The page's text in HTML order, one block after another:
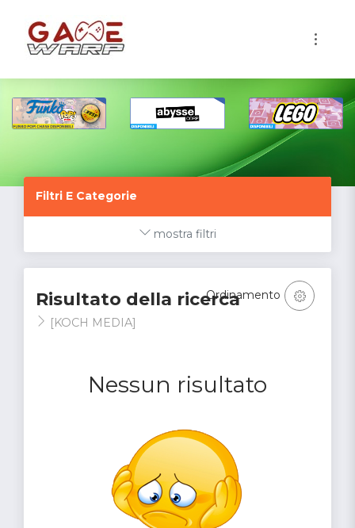
Filtri E Categorie
mostra filtri
Risultato della ricerca
[KOCH MEDIA]
Nessun risultato
Ordinamento